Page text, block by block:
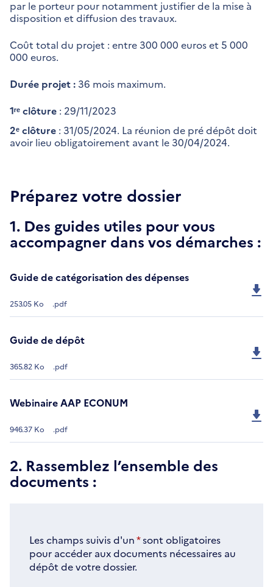
par le porteur pour notamment justifier de la mise à
disposition et diffusion des travaux.
Coût total du projet : entre 300 000 euros et 5 000
000 euros.
Durée projet : 36 mois maximum.
1ʳᵉ clôture : 29/11/2023
2ᵉ clôture : 31/05/2024. La réunion de pré dépôt doit
avoir lieu obligatoirement avant le 30/04/2024.
Préparez votre dossier
1. Des guides utiles pour vous
accompagner dans vos démarches :
Guide de catégorisation des dépenses
253.05 Ko .pdf
Guide de dépôt
365.82 Ko .pdf
Webinaire AAP ECONUM
946.37 Ko .pdf
2. Rassemblez l’ensemble des
documents :
Les champs suivis d'un*sont obligatoires
pour accéder aux documents nécessaires au
dépôt de votre dossier.